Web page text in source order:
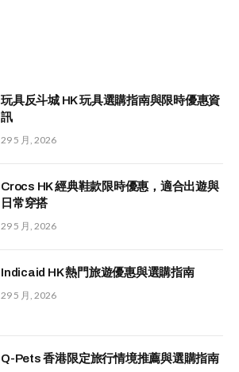
玩具反斗城 HK 玩具選購指南與限時優惠資
訊
29 5 月, 2026
Crocs HK 經典鞋款限時優惠，適合出遊與
日常穿搭
29 5 月, 2026
Indicaid HK 熱門旅遊優惠與選購指南
29 5 月, 2026
Q-Pets 香港限定旅行情境推薦與選購指南